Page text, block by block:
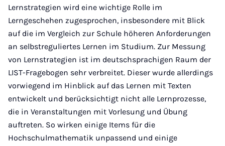
Lernstrategien wird eine wichtige Rolle im
Lerngeschehen zugesprochen, insbesondere mit Blick
auf die im Vergleich zur Schule höheren Anforderungen
an selbstreguliertes Lernen im Studium. Zur Messung
von Lernstrategien ist im deutschsprachigen Raum der
LIST-Fragebogen sehr verbreitet. Dieser wurde allerdings
vorwiegend im Hinblick auf das Lernen mit Texten
entwickelt und berücksichtigt nicht alle Lernprozesse,
die in Veranstaltungen mit Vorlesung und Übung
auftreten. So wirken einige Items für die
Hochschulmathematik unpassend und einige